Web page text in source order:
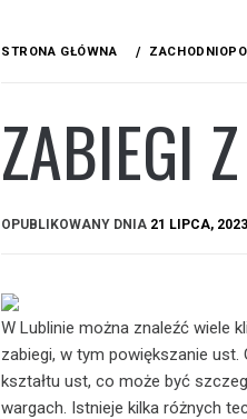
STRONA GŁÓWNA
ZABIEGI
OPUBLIKOWANY DNIA 21 LIPCA, 2023
W Lublinie można znaleźć wiele
zabiegi, w tym powiększanie
kształtu ust, co może być
wargach. Istnieje kilka różnych